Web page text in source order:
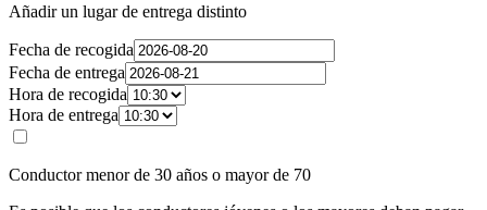
Añadir un lugar de entrega distinto
Fecha de recogida
Fecha de entrega
Hora de recogida
Hora de entrega
Conductor menor de 30 años o mayor de 70